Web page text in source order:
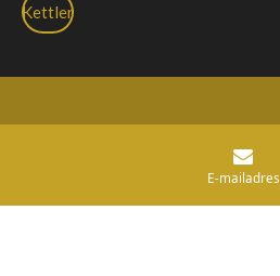
Kettler
E-mailadres